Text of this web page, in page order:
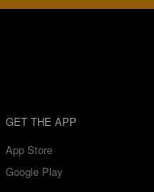
GET THE APP
App Store
Google Play